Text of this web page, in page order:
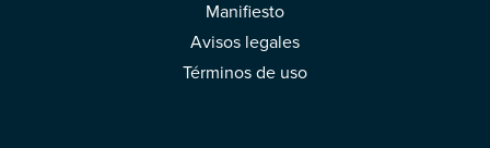
Manifiesto
Avisos legales
Términos de uso